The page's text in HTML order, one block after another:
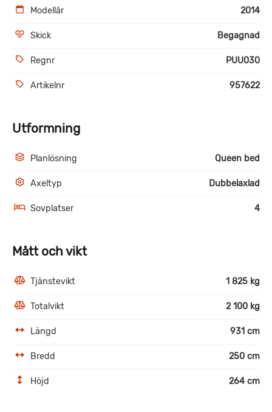
Modellår 2014
Skick Begagnad
Regnr PUU030
Artikelnr 957622
Utformning
Planlösning Queen bed
Axeltyp Dubbelaxlad
Sovplatser 4
Mått och vikt
Tjänstevikt 1 825 kg
Totalvikt 2 100 kg
Längd 931 cm
Bredd 250 cm
Höjd 264 cm